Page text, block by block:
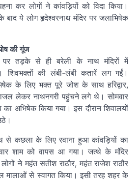
कर लोगों ने कांवड़ियों को विदा किया।
ये लोग हृदेश्वरनाथ मंदिर पर जलाभिषेक
की गूंज
पर तड़के से ही बरेली के नाथ मंदिरों में
शिवभक्तों की लंबी-लंबी कतारें लग गईं।
के लिए भक्त पूरे जोश के साथ हरिद्वार,
लेकर नाथनगरी पहुंचने लगे थे। सोमवार
अभिषेक किया गया। इस दौरान शिवालयों
से कछला के लिए रवाना हुआ कांवड़ियों का
शाम को वापस आ गया। जत्थे के मंदिर
ने महंत सतीश राठौर, महंत राजेश राठौर
मालाओं से स्वागत किया। इसी तरह शहर के